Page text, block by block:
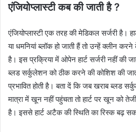
एंजियोप्लास्टी कब की जाती है ?
एंजियोप्लास्टी एक तरह की मेडिकल सर्जरी है।
या धमनियां ब्लॉक हो जाती हैं तो उन्हें क्लीन करने
है। इस प्रक्रिया में ओपेन हार्ट सर्जरी नहीं की
ब्लड सर्कुलेशन को ठीक करने की कोशिश की
प्रभावित होती है। बता दें कि जब खराब ब्लड
मात्रा में खून नहीं पहुंचता तो हार्ट पर खून को
है। इससे हार्ट अटैक की स्थिति का रिस्क बढ़